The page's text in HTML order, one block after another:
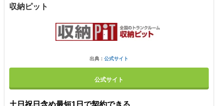
収納ピット
出典： 公式サイト
公式サイト
土日祝日含め最短1日で契約できる